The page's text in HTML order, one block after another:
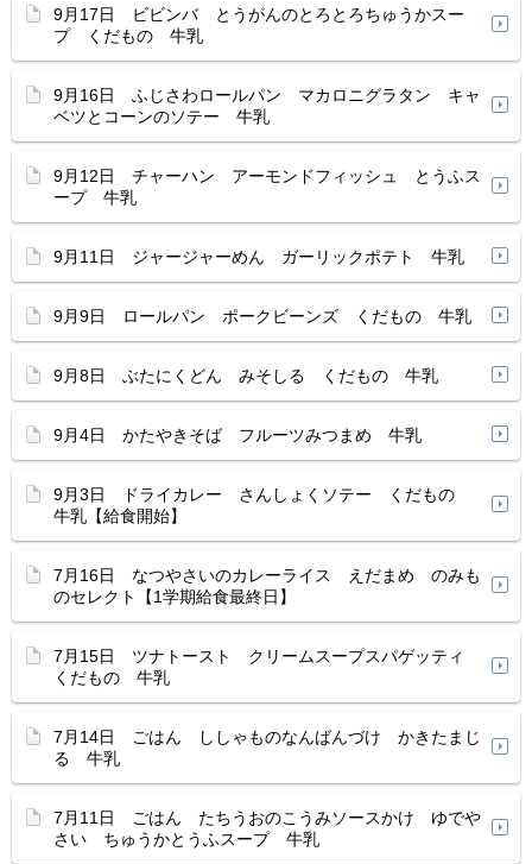
9月17日 ビビンバ とうがんのとろとろちゅうかスー
プ くだもの 牛乳
9月16日 ふじさわロールパン マカロニグラタン キャ
ベツとコーンのソテー 牛乳
9月12日 チャーハン アーモンドフィッシュ とうふス
ープ 牛乳
9月11日 ジャージャーめん ガーリックポテト 牛乳
9月9日 ロールパン ポークビーンズ くだもの 牛乳
9月8日 ぶたにくどん みそしる くだもの 牛乳
9月4日 かたやきそば フルーツみつまめ 牛乳
9月3日 ドライカレー さんしょくソテー くだもの
牛乳【給食開始】
7月16日 なつやさいのカレーライス えだまめ のみも
のセレクト【1学期給食最終日】
7月15日 ツナトースト クリームスープスパゲッティ
くだもの 牛乳
7月14日 ごはん ししゃものなんばんづけ かきたまじ
る 牛乳
7月11日 ごはん たちうおのこうみソースかけ ゆでや
さい ちゅうかとうふスープ 牛乳